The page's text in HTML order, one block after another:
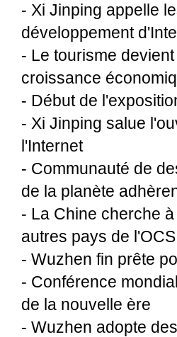
- Xi Jinping appelle
développement
- Le tourisme
croissance
- Début de
- Xi Jinping salue
l'Internet
- Communauté de
de la planète
- La Chine cherche
autres pays de
- Wuzhen fin prête
- Conférence
de la nouvelle ère
- Wuzhen adopte